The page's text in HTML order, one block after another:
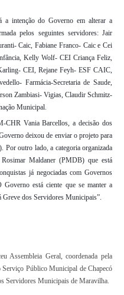
a intenção do Governo em alterar a
pelos seguintes servidores: Jair
Caic, Fabiane Franco- Caic e Cei
Kelly Wolf- CEI Criança Feliz,
CEI, Rejane Feyh- ESF CAIC,
Farmácia-Secretaria de Saude,
Zambiasi- Vigias, Claudir Schmitz-
Municipal.
CHR Vania Barcellos, a decisão dos
deixou de enviar o projeto para
Por outro lado, a categoria organizada
Maldaner (PMDB) que está
já negociadas com Governos
Governo está ciente que se manter a
dos Servidores Municipais”.
Assembleia Geral, coordenada pela
Público Municipal de Chapecó
Servidores Municipais de Maravilha.